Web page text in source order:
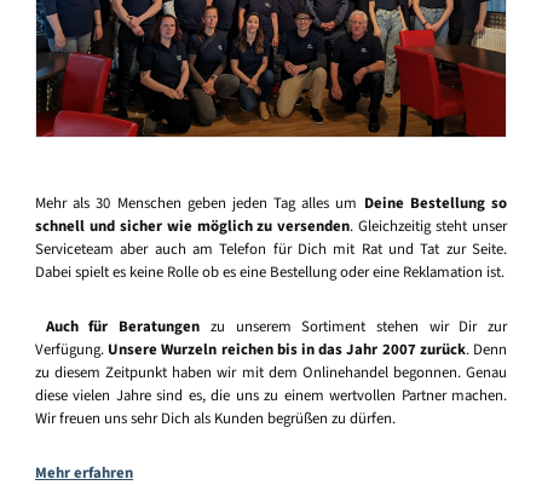
Mehr als 30 Menschen geben jeden Tag alles um Deine Bestellung so
schnell und sicher wie möglich zu versenden. Gleichzeitig steht unser
Serviceteam aber auch am Telefon für Dich mit Rat und Tat zur Seite.
Dabei spielt es keine Rolle ob es eine Bestellung oder eine Reklamation ist.
Auch für Beratungen zu unserem Sortiment stehen wir Dir zur
Verfügung. Unsere Wurzeln reichen bis in das Jahr 2007 zurück. Denn
zu diesem Zeitpunkt haben wir mit dem Onlinehandel begonnen. Genau
diese vielen Jahre sind es, die uns zu einem wertvollen Partner machen.
Wir freuen uns sehr Dich als Kunden begrüßen zu dürfen.
Mehr erfahren